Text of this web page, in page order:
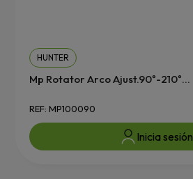
HUNTER
Mp Rotator Arco Ajust.90º-210º...
REF: MP100090
Inicia sesión